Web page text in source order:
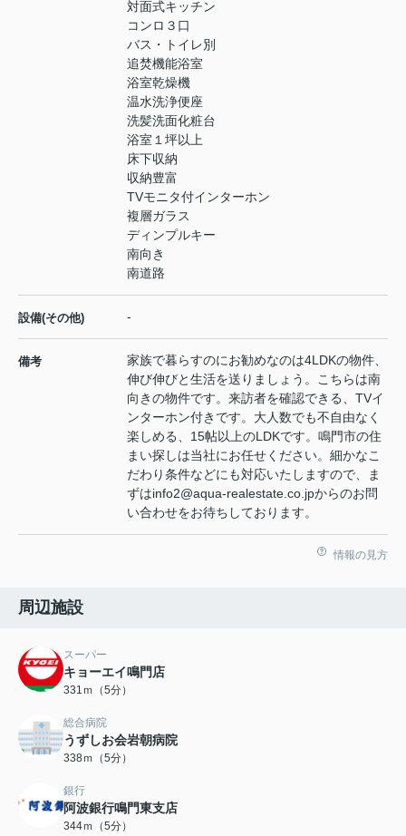
対面式キッチン
コンロ３口
バス・トイレ別
追焚機能浴室
浴室乾燥機
温水洗浄便座
洗髪洗面化粧台
浴室１坪以上
床下収納
収納豊富
TVモニタ付インターホン
複層ガラス
ディンプルキー
南向き
南道路
設備(その他) -
備考
家族で暮らすのにお勧めなのは4LDKの物件、
伸び伸びと生活を送りましょう。こちらは南
向きの物件です。来訪者を確認できる、TVイ
ンターホン付きです。大人数でも不自由なく
楽しめる、15帖以上のLDKです。鳴門市の住
まい探しは当社にお任せください。細かなこ
だわり条件などにも対応いたしますので、ま
ずはinfo2@aqua-realestate.co.jpからのお問
い合わせをお待ちしております。
情報の見方
周辺施設
スーパー
キョーエイ鳴門店
331ｍ（5分）
総合病院
うずしお会岩朝病院
338ｍ（5分）
銀行
阿波銀行鳴門東支店
344ｍ（5分）